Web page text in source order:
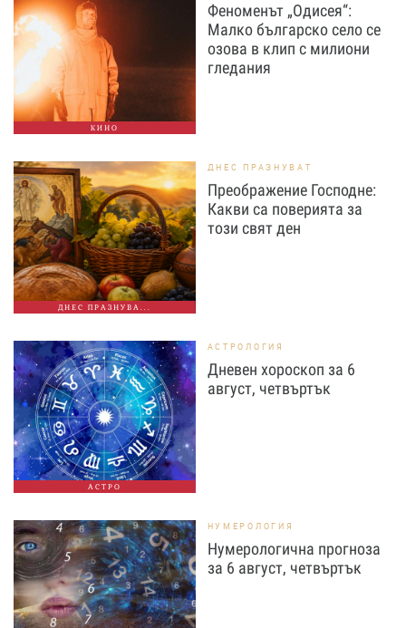
КИНО
Феноменът „Одисея“:
Малко българско село се
озова в клип с милиони
гледания
ДНЕС ПРАЗНУВА...
ДНЕС ПРАЗНУВАТ
Преображение Господне:
Какви са поверията за
този свят ден
АСТРО
АСТРОЛОГИЯ
Дневен хороскоп за 6
август, четвъртък
НУМЕРОЛОГИЯ
Нумерологична прогноза
за 6 август, четвъртък